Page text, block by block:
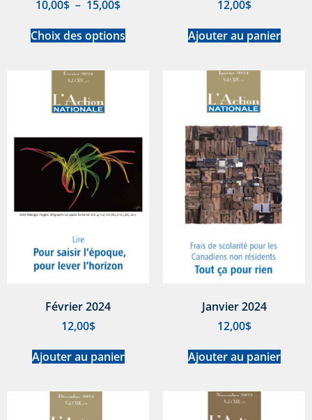
10,00$ – 15,00$
Choix des options
12,00$
Ajouter au panier
Février 2024
12,00$
Ajouter au panier
Janvier 2024
12,00$
Ajouter au panier